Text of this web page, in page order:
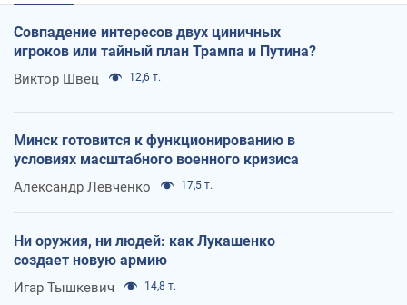
Совпадение интересов двух циничных
игроков или тайный план Трампа и Путина?
Виктор Швец 12,6 т.
Минск готовится к функционированию в
условиях масштабного военного кризиса
Александр Левченко 17,5 т.
Ни оружия, ни людей: как Лукашенко
создает новую армию
Игар Тышкевич 14,8 т.